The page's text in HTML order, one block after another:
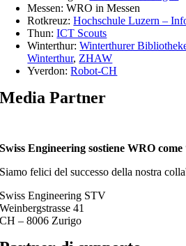
Messen: WRO in Messen
Rotkreuz:Hochschule Luzern –
Thun:ICT Scouts
Winterthur:Winterthurer
Winterthur, ZHAW
Yverdon:Robot-CH
Media Partner
Swiss Engineering sostiene WRO
Siamo felici del successo della nostra
Swiss Engineering STV
Weinbergstrasse 41
CH – 8006 Zurigo